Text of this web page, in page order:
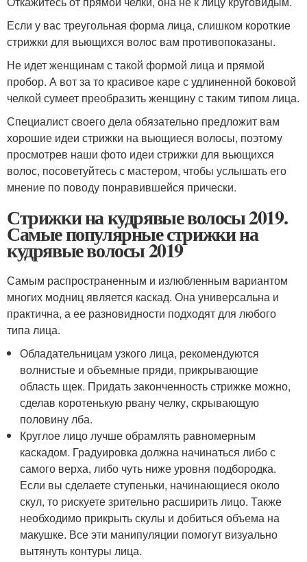
Если у вас треугольная форма лица, слишком короткие
стрижки для вьющихся волос вам противопоказаны.
Не идет женщинам с такой формой лица и прямой
пробор. А вот за то красивое каре с удлиненной боковой
челкой сумеет преобразить женщину с таким типом лица.
Специалист своего дела обязательно предложит вам
хорошие идеи стрижки на вьющиеся волосы, поэтому
просмотрев наши фото идеи стрижки для вьющихся
волос, посоветуйтесь с мастером, чтобы услышать его
мнение по поводу понравившейся прически.
Стрижки на кудрявые волосы 2019.
Самые популярные стрижки на
кудрявые волосы 2019
Самым распространенным и излюбленным вариантом
многих модниц является каскад. Она универсальна и
практична, а ее разновидности подходят для любого
типа лица.
Обладательницам узкого лица, рекомендуются
волнистые и объемные пряди, прикрывающие
область щек. Придать законченность стрижке можно,
сделав коротенькую рвану челку, скрывающую
половину лба.
Круглое лицо лучше обрамлять равномерным
каскадом. Градуировка должна начинаться либо с
самого верха, либо чуть ниже уровня подбородка.
Если вы сделаете ступеньки, начинающиеся около
скул, то рискуете зрительно расширить лицо. Также
необходимо прикрыть скулы и добиться объема на
макушке. Все эти манипуляции помогут визуально
вытянуть контуры лица.